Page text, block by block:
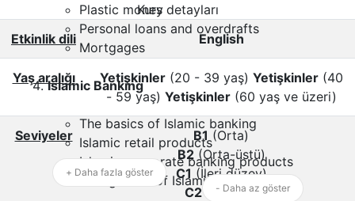
Plastic money
Personal loans and overdrafts
Mortgages
Islamic Banking
The basics of Islamic banking
Islamic retail products
Islamic corporate banking products
Background of Islamic banks
Kurs detayları
Etkinlik dili
English
Yaş aralığı Yetişkinler(20 - 39 yaş) Yetişkinler(40
- 59 yaş) Yetişkinler(60 yaş ve üzeri)
Seviyeler B1 (Orta)
B2(Orta-üstü)
C1 (İleri düzey)
C2(Uzman)
+ Daha fazla göster
- Daha az göster